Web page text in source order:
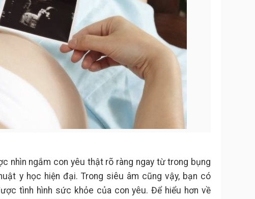
nhìn ngắm con yêu thật rõ ràng ngay từ trong bụng
y học hiện đại. Trong siêu âm cũng vậy, bạn có
tình hình sức khỏe của con yêu. Để hiểu hơn về